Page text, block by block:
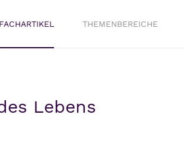
FACHARTIKEL THEMENBEREICHE
Lebens